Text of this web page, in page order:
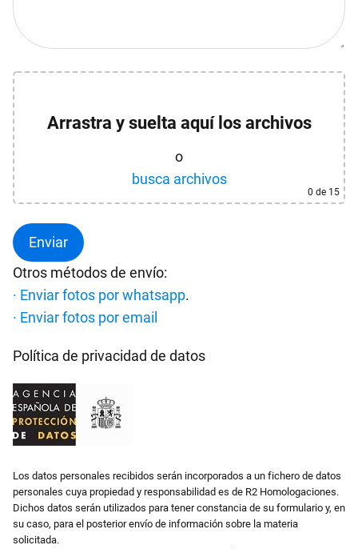
Arrastra y suelta aquí los archivos
o
busca archivos
0 de 15
Otros métodos de envío:
· Enviar fotos por whatsapp.
· Enviar fotos por email
Política de privacidad de datos
Los datos personales recibidos serán incorporados a un fichero de datos
personales cuya propiedad y responsabilidad es de R2 Homologaciones.
Dichos datos serán utilizados para tener constancia de su formulario y, en
su caso, para el posterior envío de información sobre la materia
solicitada.